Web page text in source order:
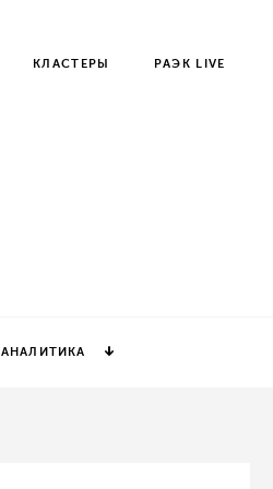
КЛАСТЕРЫ РАЭК LIVE
АНАЛИТИКА